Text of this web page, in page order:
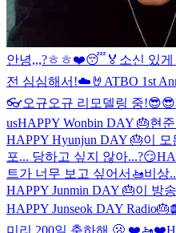
안녕,,,?ㅎㅎ❤️😴🏅 소신 있
전 심심해서!☁️🤘 ATBO 1st
👓오규오규 리모델링 중!😎😎
usHAPPY Wonbin DAY 🎂현
HAPPY Hyunjun DAY 🎂이 모
포... 당하고 싶지 않아...?😏
트가 너무 보고 싶어서🚤비상
HAPPY Junmin DAY 🎂이 방
HAPPY Junseok DAY
미리 200일 축하해 🫢 ❤️🚤❤️